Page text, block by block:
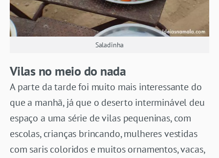
Saladinha
Vilas no meio do nada
A parte da tarde foi muito mais interessante do
que a manhã, já que o deserto interminável deu
espaço a uma série de vilas pequeninas, com
escolas, crianças brincando, mulheres vestidas
com saris coloridos e muitos ornamentos, vacas,